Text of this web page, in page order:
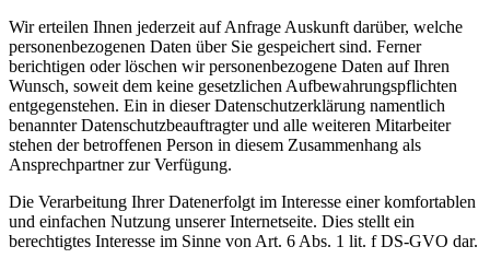
Wir erteilen Ihnen jederzeit auf Anfrage Auskunft darüber, welche
personenbezogenen Daten über Sie gespeichert sind. Ferner
berichtigen oder löschen wir personenbezogene Daten auf Ihren
Wunsch, soweit dem keine gesetzlichen Aufbewahrungspflichten
entgegenstehen. Ein in dieser Datenschutzerklärung namentlich
benannter Datenschutzbeauftragter und alle weiteren Mitarbeiter
stehen der betroffenen Person in diesem Zusammenhang als
Ansprechpartner zur Verfügung.
Die Verarbeitung Ihrer Datenerfolgt im Interesse einer komfortablen
und einfachen Nutzung unserer Internetseite. Dies stellt ein
berechtigtes Interesse im Sinne von Art. 6 Abs. 1 lit. f DS-GVO dar.